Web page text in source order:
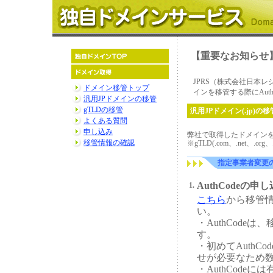
ドメイン移管トップ
汎用JPドメインの移管
gTLDの移管
よくある質問
申し込み
移管情報の確認
【重要なお知ら
JPRS（株式会社日本レ
インを移管する際に
汎用JPドメイン(.jp)の移
弊社で取得したドメイン
※gTLD(.com、.net、.org
指定事業者変更
1. AuthCodeの申し
こちらから移管
い。
・AuthCodeは
す。
・初めて
せが必要なため
・AuthCodeに